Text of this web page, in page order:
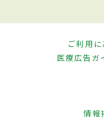
ご利用
医療広告ガ
情報